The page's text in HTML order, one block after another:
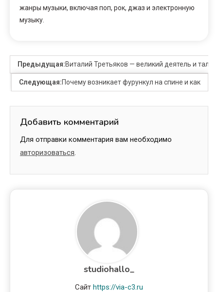
жанры музыки, включая поп, рок, джаз и электронную
музыку.
Предыдущая:Виталий Третьяков — великий деятель и
Следующая:Почему возникает фурункул на спине и как
Добавить комментарий
Для отправки комментария вам необходимо
авторизоваться.
studiohallo_
Сайт https://via-c3.ru